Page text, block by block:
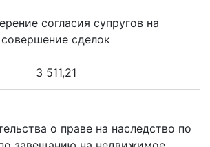
согласия супругов на
совершение сделок
3 511,21
о праве на наследство по